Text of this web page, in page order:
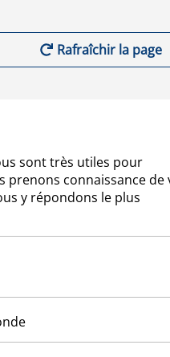
Rafraîchir la page
sont très utiles pour
prenons connaissance de
y répondons le plus